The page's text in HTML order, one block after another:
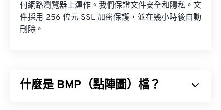
何網路瀏覽器上運作。我們保證文件安全和隱私。文
件採用 256 位元 SSL 加密保護，並在幾小時後自動
刪除。
什麼是 BMP（點陣圖）檔？